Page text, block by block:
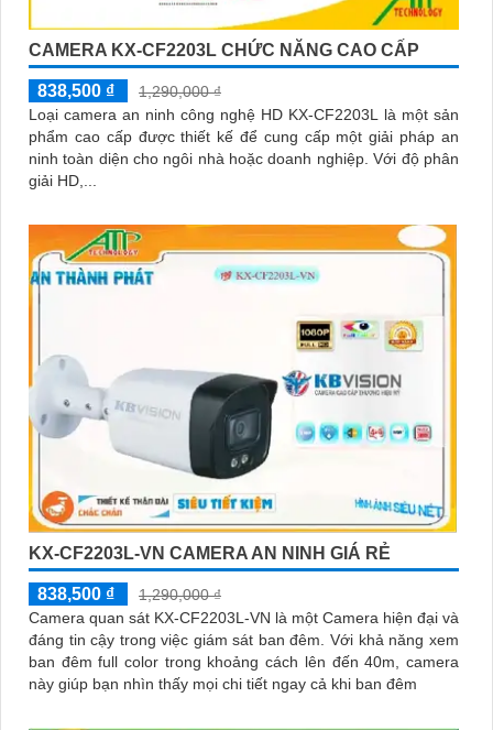
CAMERA KX-CF2203L CHỨC NĂNG CAO CẤP
838,500 ₫
1,290,000 ₫
Loại camera an ninh công nghệ HD KX-CF2203L là một sản
phẩm cao cấp được thiết kế để cung cấp một giải pháp an
ninh toàn diện cho ngôi nhà hoặc doanh nghiệp. Với độ phân
giải HD,...
KX-CF2203L-VN CAMERA AN NINH GIÁ RẺ
838,500 ₫
1,290,000 ₫
Camera quan sát KX-CF2203L-VN là một Camera hiện đại và
đáng tin cậy trong việc giám sát ban đêm. Với khả năng xem
ban đêm full color trong khoảng cách lên đến 40m, camera
này giúp bạn nhìn thấy mọi chi tiết ngay cả khi ban đêm